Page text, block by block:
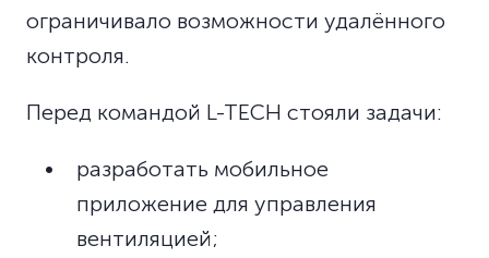
ограничивало возможности удалённого
контроля.
Перед командой L-TECH стояли задачи:
разработать мобильное
приложение для управления
вентиляцией;